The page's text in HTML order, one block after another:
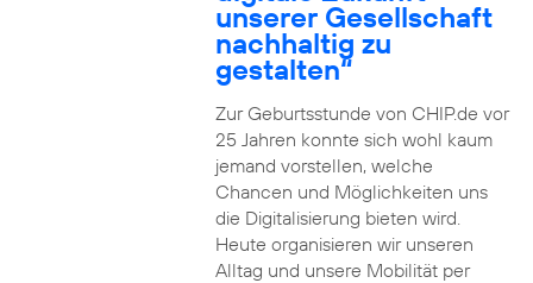
unserer Gesellschaft
nachhaltig zu
gestalten“
Zur Geburtsstunde von CHIP.de vor
25 Jahren konnte sich wohl kaum
jemand vorstellen, welche
Chancen und Möglichkeiten uns
die Digitalisierung bieten wird.
Heute organisieren wir unseren
Alltag und unsere Mobilität per